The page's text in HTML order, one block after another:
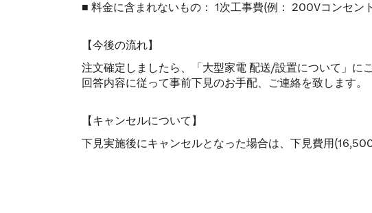
■ 料金に含まれないもの： 1次工事費(例： 200Vコンセ
【今後の流れ】
注文確定しましたら、「大型家電 配送/設置について」に
回答内容に従って事前下見のお手配、ご連絡を致します。
【キャンセルについて】
下見実施後にキャンセルとなった場合は、下見費用